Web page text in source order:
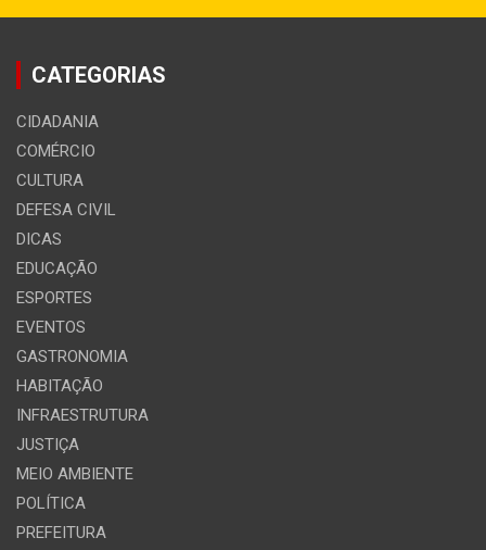
CATEGORIAS
CIDADANIA
COMÉRCIO
CULTURA
DEFESA CIVIL
DICAS
EDUCAÇÃO
ESPORTES
EVENTOS
GASTRONOMIA
HABITAÇÃO
INFRAESTRUTURA
JUSTIÇA
MEIO AMBIENTE
POLÍTICA
PREFEITURA